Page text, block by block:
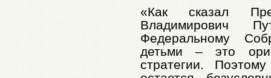
«Как сказал
Владимирович
Федеральному
детьми – это
стратегии.